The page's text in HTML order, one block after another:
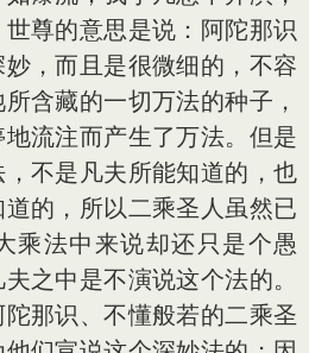
尊的意思是说：阿陀那识
，而且是很微细的，不容
含藏的一切万法的种子，
流注而产生了万法。但是
不是凡夫所能知道的，也
的，所以二乘圣人虽然已
乘法中来说却还只是个愚
之中是不演说这个法的。
那识、不懂般若的二乘圣